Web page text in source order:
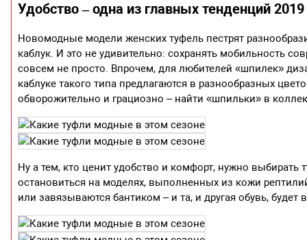
Удобство – одна из главных тенденций 2019
Новомодные модели женских туфель пестрят
каблук. И это не удивительно: сохранять мобильность
совсем не просто. Впрочем, для любителей «шпилек»
каблуке такого типа предлагаются в разнообразных
обворожительно и грациозно – найти «шпильки» в
Ну а тем, кто ценит удобство и комфорт, нужно
остановиться на моделях, выполненных из кожи
или завязываются бантиком – и та, и другая обувь,